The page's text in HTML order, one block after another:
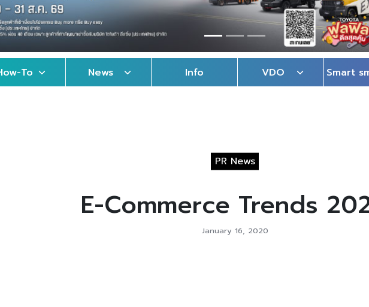
To News Info VDO Smart
PR News
E-Commerce Trends
January 16, 2020